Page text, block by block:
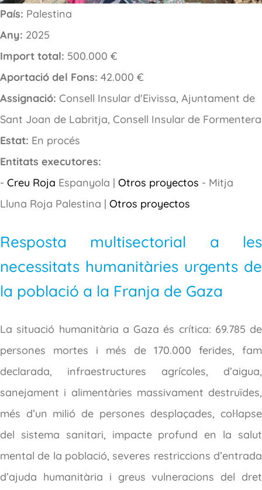
País: Palestina
Any: 2025
Import total: 500.000 €
Aportació del Fons: 42.000 €
Assignació: Consell Insular d'Eivissa, Ajuntament de
Sant Joan de Labritja, Consell Insular de Formentera
Estat: En procés
Entitats executores:
- Creu Roja Espanyola | Otros proyectos - Mitja
Lluna Roja Palestina | Otros proyectos
Resposta multisectorial a les
necessitats humanitàries urgents de
la població a la Franja de Gaza
La situació humanitària a Gaza és crítica: 69.785 de
persones mortes i més de 170.000 ferides, fam
declarada, infraestructures agrícoles, d’aigua,
sanejament i alimentàries massivament destruïdes,
més d’un milió de persones desplaçades, col·lapse
del sistema sanitari, impacte profund en la salut
mental de la població, severes restriccions d’entrada
d’ajuda humanitària i greus vulneracions del dret